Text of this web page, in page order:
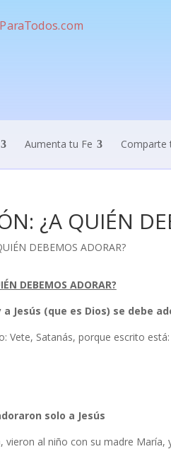
Aumenta tu Fe Comparte
¿A QUIÉN
DEBEMOS ADORAR?
a Jesús (que es Dios) se debe
Vete, Satanás, porque escrito
solo a Jesús
vieron al niño con su madre María,